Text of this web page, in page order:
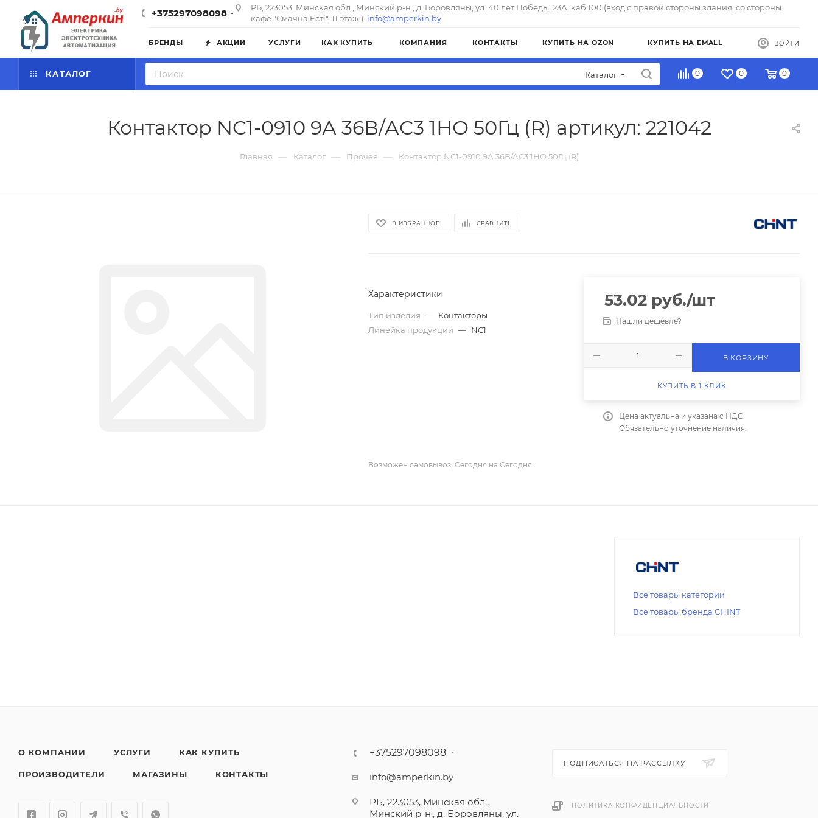
+375297098098
РБ, 223053, Минская обл., Минский р-н., д. Боровляны, ул. 40 лет Победы, 23А, каб.100 (вход с правой стороны здания, со стороны
кафе "Смачна Естi", 11 этаж.) info@amperkin.by
БРЕНДЫ АКЦИИ УСЛУГИ КАК КУПИТЬ КОМПАНИЯ КОНТАКТЫ КУПИТЬ НА OZON КУПИТЬ НА EMALL ВОЙТИ
КАТАЛОГ Каталог 0 0 0
Контактор NC1-0910 9А 36В/АС3 1НО 50Гц (R) артикул: 221042
Главная — Каталог — Прочее — Контактор NC1-0910 9А 36В/АС3 1НО 50Гц (R)
В ИЗБРАННОЕ СРАВНИТЬ
Характеристики
Тип изделия — Контакторы
Линейка продукции — NC1
53.02руб./шт
Нашли дешевле?
В КОРЗИНУ
КУПИТЬ В 1 КЛИК
Цена актуальна и указана с НДС.
Обязательно уточнение наличия.
Возможен самовывоз, Сегодня на Сегодня.
Все товары категории
Все товары бренда CHINT
О КОМПАНИИ УСЛУГИ КАК КУПИТЬ
ПРОИЗВОДИТЕЛИ МАГАЗИНЫ КОНТАКТЫ
+375297098098
info@amperkin.by
РБ, 223053, Минская обл.,
Минский р-н., д. Боровляны, ул.
ПОДПИСАТЬСЯ НА РАССЫЛКУ
ПОЛИТИКА КОНФИДЕНЦИАЛЬНОСТИ